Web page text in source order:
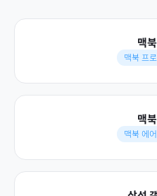
맥
맥북 프
맥
맥북 에